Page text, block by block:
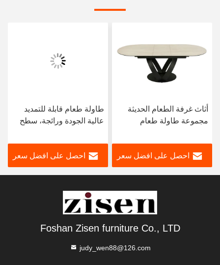
أثاث غرفة الطعام الحديثة
مجموعة طاولة طعام
الشكل قابلة للتمديد مع
كراسي 6 مقاعد للبيعاحصل على افضل سعر
طاولة طعام قابلة للتمديد
عالية الجودة ورائجة، سطح
الفولاذ المقاوم للصدأ، أثاث
غرفة الطعاماحصل على افضل سعر
Foshan Zisen furniture Co., LTD
judy_wen88@126.com